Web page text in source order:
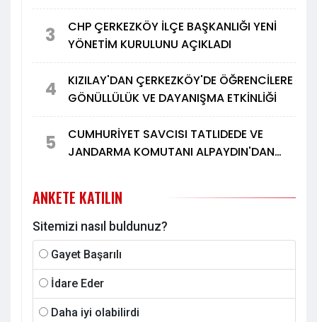
3
CHP ÇERKEZKÖY İLÇE BAŞKANLIĞI YENİ
YÖNETİM KURULUNU AÇIKLADI
4
KIZILAY'DAN ÇERKEZKÖY'DE ÖĞRENCİLERE
GÖNÜLLÜLÜK VE DAYANIŞMA ETKİNLİĞİ
5
CUMHURİYET SAVCISI TATLIDEDE VE
JANDARMA KOMUTANI ALPAYDIN'DAN
ANKETE KATILIN
Sitemizi nasıl buldunuz?
Gayet Başarılı
İdare Eder
Daha iyi olabilirdi